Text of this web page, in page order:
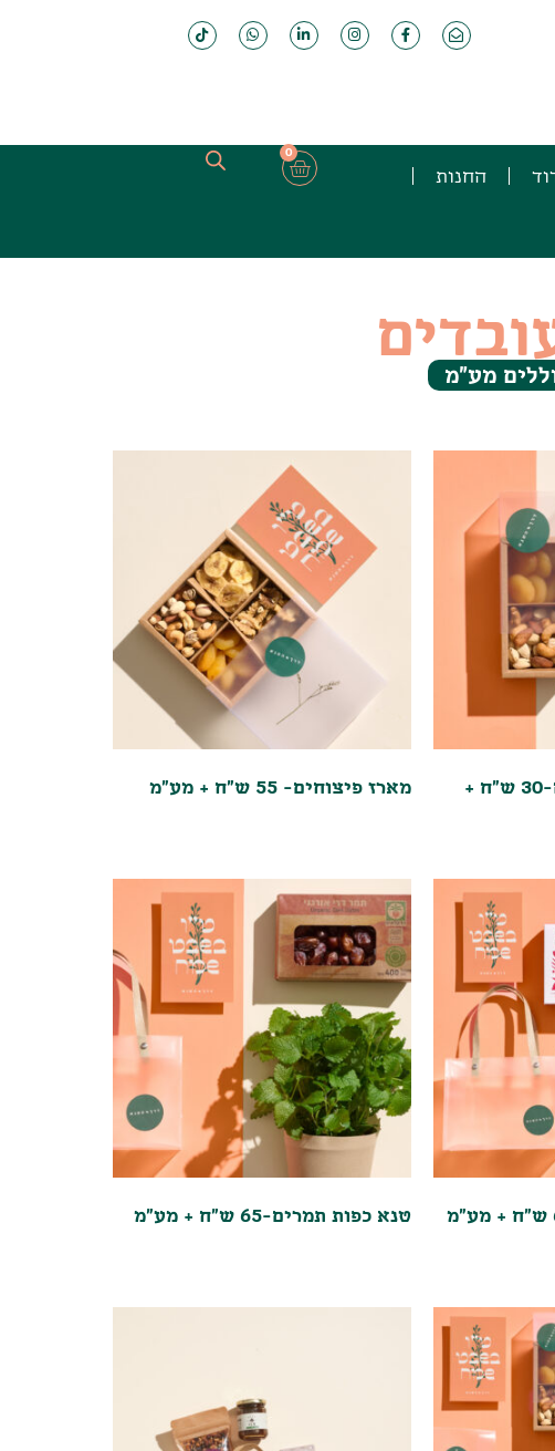
החנות
0
מע"מ
מארז פיצוחים בקטנה-30 ש"ח +
מארז פיצוחים- 55 ש"ח + מע"מ
טנא כפות תמרים-65 ש"ח + מע"מ